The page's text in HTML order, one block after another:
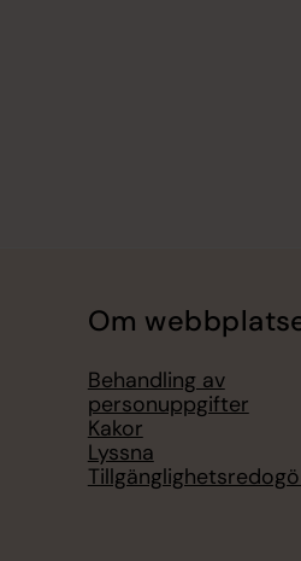
Om
Behandling av
personuppgifter
Kakor
Lyssna